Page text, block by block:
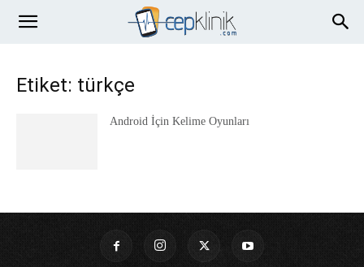
Etiket: türkçe
Android İçin Kelime Oyunları